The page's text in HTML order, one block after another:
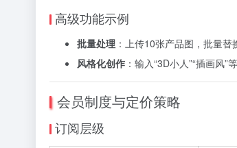
高级功能示例
批量处理 ：上传10张产品图，批量替
风格化创作 ：输入“3D小人”“插画风”
会员制度与定价策略
订阅层级